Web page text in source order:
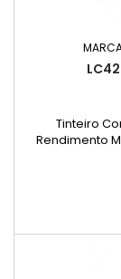
Tinteiro
Rendimento
páginas: